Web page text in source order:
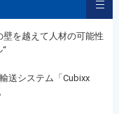
を越えて人材の可能性
送システム「Cubixx